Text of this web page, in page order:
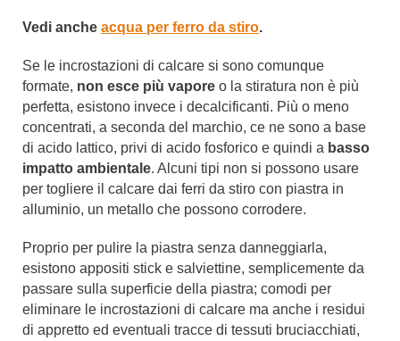
Vedi anche acqua per ferro da stiro.
Se le incrostazioni di calcare si sono comunque
formate, non esce più vapore o la stiratura non è più
perfetta, esistono invece i decalcificanti. Più o meno
concentrati, a seconda del marchio, ce ne sono a base
di acido lattico, privi di acido fosforico e quindi a basso
impatto ambientale. Alcuni tipi non si possono usare
per togliere il calcare dai ferri da stiro con piastra in
alluminio, un metallo che possono corrodere.
Proprio per pulire la piastra senza danneggiarla,
esistono appositi stick e salviettine, semplicemente da
passare sulla superficie della piastra; comodi per
eliminare le incrostazioni di calcare ma anche i residui
di appretto ed eventuali tracce di tessuti bruciacchiati,